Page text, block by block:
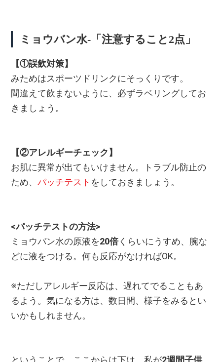
ミョウバン水-「注意すること2点」
【①誤飲対策】
みためはスポーツドリンクにそっくりです。
間違えて飲まないように、必ずラベリングしてお
きましょう。
【②アレルギーチェック】
お肌に異常が出てもいけません。トラブル防止の
ため、パッチテスト をしておきましょう。
<パッチテストの方法>
ミョウバン水の原液を20倍くらいにうすめ、腕な
どに液をつける。何も反応がなければOK。
※ただしアレルギー反応は、遅れてでることもあ
るよう。気になる方は、数日間、様子をみるとい
いかもしれません。
ということで、ここからは下は、私が2週間子供